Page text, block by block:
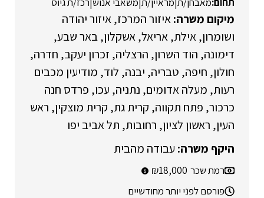
איזור המרכז איזור יהודה
ושומרון אילת אריאל אשקלון באר שבע
דימונה הוד השרון הרצליה זכרון יעקב חדרה
חולון חיפה טבריה יבנה לוד מודיעין מכבים
רעות מעלה אדומים נתניה עכו פרדס חנה
כרכור פתח תקווה קרית גת קרית מוצקין ראש
העין ראשון לציון רחובות תל אביב יפו
עבודה מהבית
רמת שכר 18,000
פורסם לפני יותר מחודשיים